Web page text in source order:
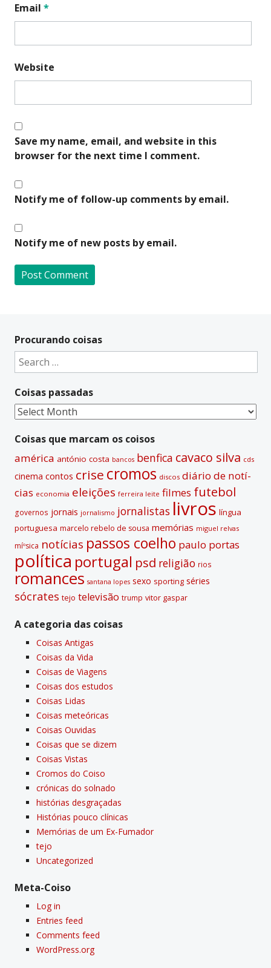
Email *
Website
Save my name, email, and website in this
browser for the next time I comment.
Notify me of follow-up comments by email.
Notify me of new posts by email.
t
e
a
t
i
v
Procurando coisas
Search
for:
Coisas passadas
Coisas
Coisas que marcam os coisos
américa antónio costa bancos benfica cavaco silva cds
cinema contos crise cromos discos diário de notí­
cias economia eleições ferreira leite filmes futebol
governos jornais jornalismo jornalistas livros lí­ngua
portuguesa marcelo rebelo de sousa memórias miguel relvas
míºsica notí­cias passos coelho paulo portas
polí­tica portugal psd religião rios
romances santana lopes sexo sporting séries
sócrates tejo televisão trump vitor gaspar
A categoria das coisas
Coisas Antigas
Coisas da Vida
Coisas de Viagens
Coisas dos estudos
Coisas Lidas
Coisas meteóricas
Coisas Ouvidas
Coisas que se dizem
Coisas Vistas
Cromos do Coiso
crónicas do solnado
histórias desgraçadas
Histórias pouco clí­nicas
Memórias de um Ex-Fumador
tejo
Uncategorized
Meta-Coiso
Log in
Entries feed
Comments feed
WordPress.org